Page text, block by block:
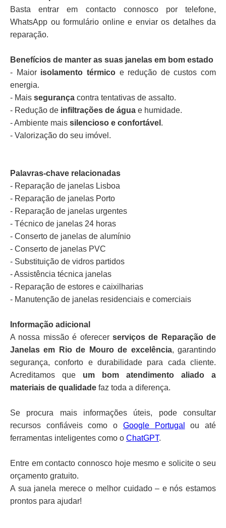
Basta entrar em contacto connosco por telefone,
WhatsApp ou formulário online e enviar os detalhes da
reparação.
Benefícios de manter as suas janelas em bom estado
- Maior isolamento térmicoe redução de custos com
energia.
- Mais segurança contra tentativas de assalto.
- Redução de infiltrações de água e humidade.
- Ambiente mais silencioso e confortável .
- Valorização do seu imóvel.
Palavras-chave relacionadas
- Reparação de janelas Lisboa
- Reparação de janelas Porto
- Reparação de janelas urgentes
- Técnico de janelas 24 horas
- Conserto de janelas de alumínio
- Conserto de janelas PVC
- Substituição de vidros partidos
- Assistência técnica janelas
- Reparação de estores e caixilharias
- Manutenção de janelas residenciais e comerciais
Informação adicional
A nossa missão é oferecer serviços de Reparação de
Janelas em Rio de Mouro de excelência, garantindo
segurança, conforto e durabilidade para cada cliente.
Acreditamos que um bom atendimento aliado a
materiais de qualidade faz toda a diferença.
Se procura mais informações úteis, pode consultar
recursos confiáveis como o Google Portugal
ou até
ferramentas inteligentes como o ChatGPT.
Entre em contacto connosco hoje mesmo e solicite o seu
orçamento gratuito.
A sua janela merece o melhor cuidado – e nós estamos
prontos para ajudar!